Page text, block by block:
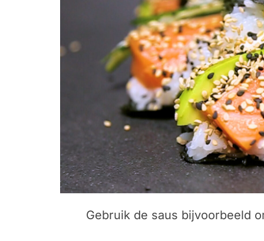
Gebruik de saus bijvoorbeeld